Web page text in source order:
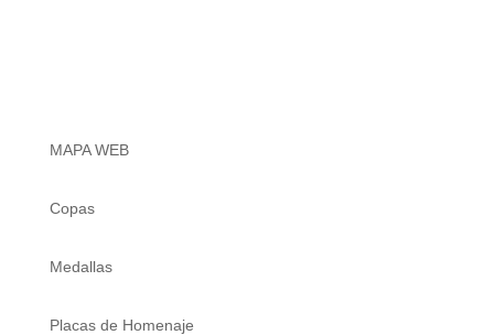
MAPA WEB
Copas
Medallas
Placas de Homenaje